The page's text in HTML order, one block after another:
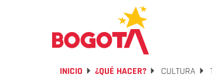
INICIO ¿QUÉ HACER? CULTURA